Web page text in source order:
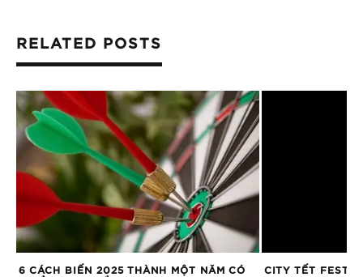
RELATED POSTS
6 CÁCH BIẾN 2025 THÀNH MỘT NĂM CÓ
CITY TẾT FEST